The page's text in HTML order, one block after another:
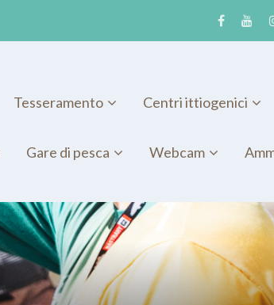
Tesseramento Centri ittiogenici
Gare di pesca Webcam